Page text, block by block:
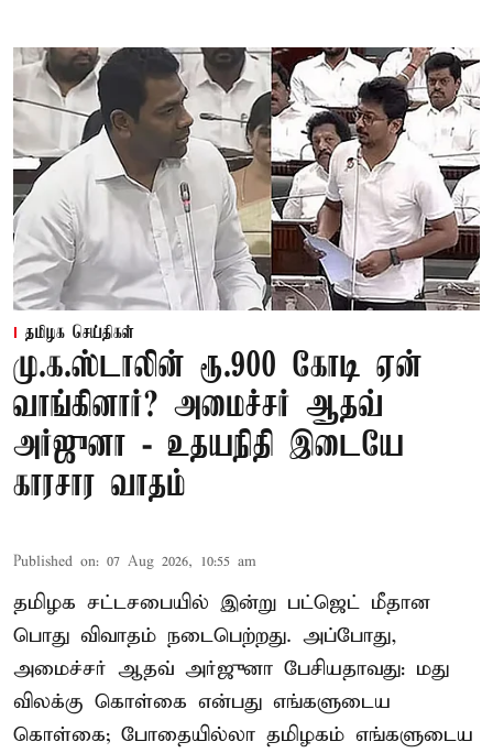
தமிழக செய்திகள்
மு.க.ஸ்டாலின் ரூ.900 கோடி ஏன்
வாங்கினார்? அமைச்சர் ஆதவ்
அர்ஜுனா - உதயநிதி இடையே
காரசார வாதம்
Published on: 07 Aug 2026, 10:55 am
தமிழக சட்டசபையில் இன்று பட்ஜெட் மீதான
பொது விவாதம் நடைபெற்றது. அப்போது,
அமைச்சர் ஆதவ் அர்ஜுனா பேசியதாவது: மது
விலக்கு கொள்கை என்பது எங்களுடைய
கொள்கை; போதையில்லா தமிழகம் எங்களுடைய